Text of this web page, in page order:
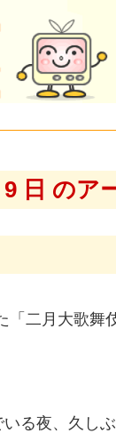
9 日 のア
「二月大歌舞
る夜、久し